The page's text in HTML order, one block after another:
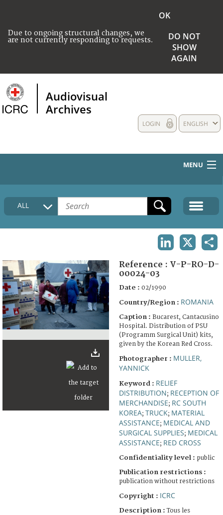
Due to ongoing structural changes, we
are not currently responding to requests.
OK
DO NOT
SHOW
AGAIN
Audiovisual
Archives
ENGLISH
LOGIN
MENU
HOME
COLLECTIONS DESCRIPTION
FAQ
ALL
Reference : V-P-RO-D-
00024-03
Date : 02/1990
Country/Region : ROMANIA
Caption : Bucarest, Cantacusino
Hospital. Distribution of PSU
(Programm Surgical Unit) kits,
given by the Korean Red Cross.
Photographer : MULLER,
YANNICK
Keyword : RELIEF
DISTRIBUTION; RECEPTION OF
MERCHANDISE; RC SOUTH
KOREA; TRUCK; MATERIAL
ASSISTANCE; MEDICAL AND
SURGICAL SUPPLIES; MEDICAL
ASSISTANCE; RED CROSS
Confidentiality level : public
Publication restrictions :
publication without restrictions
Copyright : ICRC
Description :Tous les